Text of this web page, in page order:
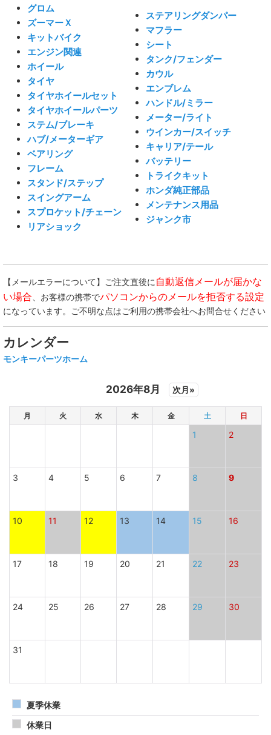
グロム
ズーマーＸ
キットバイク
エンジン関連
ホイール
タイヤ
タイヤホイールセット
タイヤホイールパーツ
ステム/ブレーキ
ハブ/メーターギア
ベアリング
フレーム
スタンド/ステップ
スイングアーム
スプロケット/チェーン
リアショック
ステアリングダンパー
マフラー
シート
タンク/フェンダー
カウル
エンブレム
ハンドル/ミラー
メーター/ライト
ウインカー/スイッチ
キャリア/テール
バッテリー
トライクキット
ホンダ純正部品
メンテナンス用品
ジャンク市
【メールエラーについて】ご注文直後に 自動返信メールが届かな
い場合 、お客様の携帯でパソコンからのメールを拒否する設定
になっています。ご不明な点はご利用の携帯会社へお問合せください
カレンダー
モンキーパーツホーム
2026年8月 次月»
月 火 水 木 金 土 日
1 2
3 4 5 6 7 8 9
10 11 12 13 14 15 16
17 18 19 20 21 22 23
24 25 26 27 28 29 30
31
夏季休業
休業日